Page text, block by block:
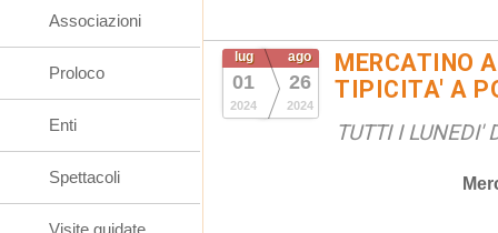
lug
01
2024
ago
26
2024
MERCATINO
TIPICITA' A
TUTTI I LUNEDI'
Associazioni
Proloco
Enti
Spettacoli
Visite guidate